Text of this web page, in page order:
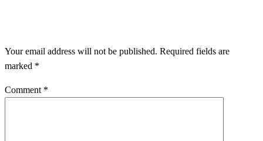
Your email address will not be published. Required fields are
marked *
Comment *